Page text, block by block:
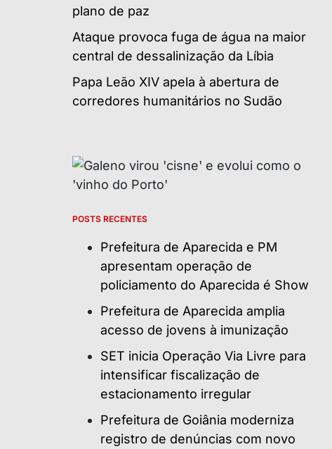
plano de paz
Ataque provoca fuga de água na maior
central de dessalinização da Líbia
Papa Leão XIV apela à abertura de
corredores humanitários no Sudão
POSTS RECENTES
Prefeitura de Aparecida e PM
apresentam operação de
policiamento do Aparecida é Show
Prefeitura de Aparecida amplia
acesso de jovens à imunização
SET inicia Operação Via Livre para
intensificar fiscalização de
estacionamento irregular
Prefeitura de Goiânia moderniza
registro de denúncias com novo